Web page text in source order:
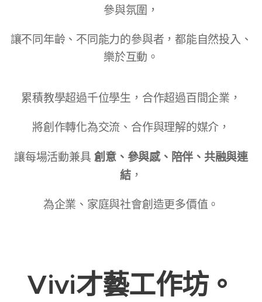
參與氛圍，
讓不同年齡、不同能力的參與者，都能自然投入、
樂於互動。
累積教學超過千位學生，合作超過百間企業，
將創作轉化為交流、合作與理解的媒介，
讓每場活動兼具創意、參與感、陪伴、共融與連
結 ，
為企業、家庭與社會創造更多價值。
Vivi才藝工作坊。